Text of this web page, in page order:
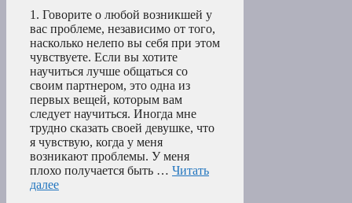
1. Говорите о любой возникшей у
вас проблеме, независимо от того,
насколько нелепо вы себя при этом
чувствуете. Если вы хотите
научиться лучше общаться со
своим партнером, это одна из
первых вещей, которым вам
следует научиться. Иногда мне
трудно сказать своей девушке, что
я чувствую, когда у меня
возникают проблемы. У меня
плохо получается быть … Читать
далее